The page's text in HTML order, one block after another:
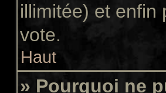
illimitée) et enfin
vote.
Haut
» Pourquoi ne